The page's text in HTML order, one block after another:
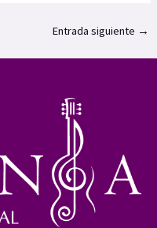
Entrada siguiente →